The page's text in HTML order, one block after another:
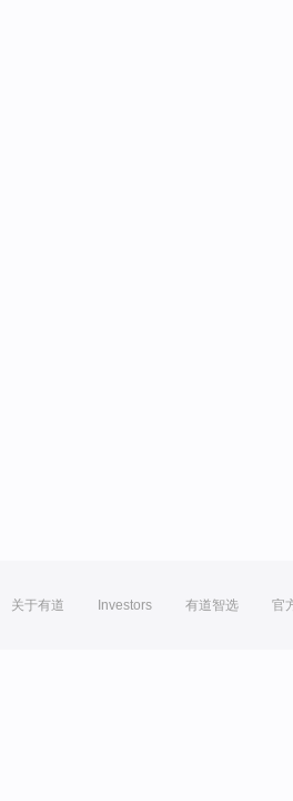
关于有道 Investors 有道智选 官